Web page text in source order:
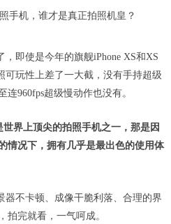
，即使是今年的旗舰iPhone XS和XS
可玩性上差了一大截，没有手持超级
960fps超级慢动作也没有。
界上顶尖的拍照手机之一，那是因
情况下，拥有几乎是最出色的使用体
器不卡顿、成像干脆利落、合理的界
拍完就看，一气呵成。